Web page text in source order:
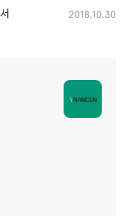
2018.10.30